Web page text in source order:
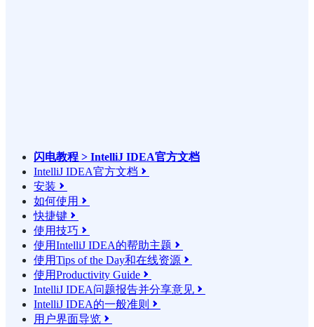
闪电教程 > IntelliJ IDEA官方文档
IntelliJ IDEA官方文档 
安装 
如何使用 
快捷键 
使用技巧 
使用IntelliJ IDEA的帮助主题 
使用Tips of the Day和在线资源 
使用Productivity Guide 
IntelliJ IDEA问题报告并分享意见 
IntelliJ IDEA的一般准则 
用户界面导览 